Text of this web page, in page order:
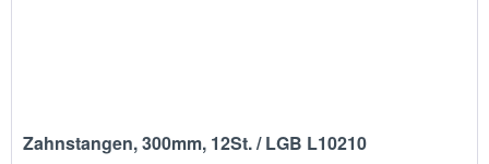
Zahnstangen, 300mm, 12St. / LGB L10210